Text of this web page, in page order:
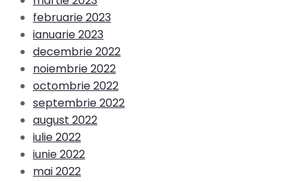
februarie 2023
ianuarie 2023
decembrie 2022
noiembrie 2022
octombrie 2022
septembrie 2022
august 2022
iulie 2022
iunie 2022
mai 2022